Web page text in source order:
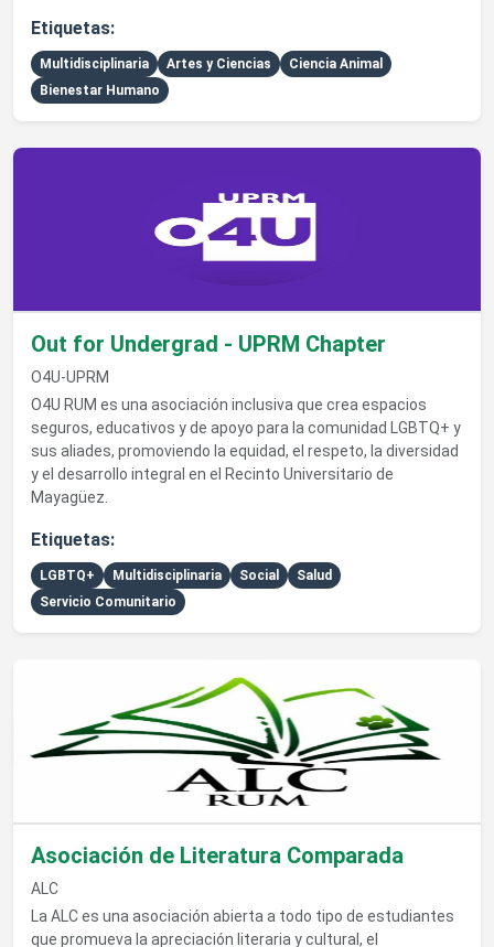
Etiquetas:
Multidisciplinaria Artes y Ciencias
Ciencia Animal
Bienestar Humano
Ver detalles de Out for Undergrad - UPRM Chapter
Out for Undergrad - UPRM Chapter
O4U-UPRM
O4U RUM es una asociación inclusiva que crea espacios
seguros, educativos y de apoyo para la comunidad LGBTQ+ y
sus aliades, promoviendo la equidad, el respeto, la diversidad
y el desarrollo integral en el Recinto Universitario de
Mayagüez.
Etiquetas:
LGBTQ+ Multidisciplinaria Social
Salud
Servicio Comunitario
Asociación de Literatura Comparada
ALC
La ALC es una asociación abierta a todo tipo de estudiantes
que promueva la apreciación literaria y cultural, el